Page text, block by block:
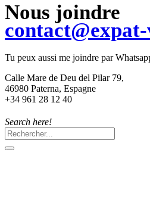
Nous joindre
Tu peux aussi me joindre par
Calle Mare de Deu del Pilar 79,
46980 Paterna, Espagne
+34 961 28 12 40
Search here!